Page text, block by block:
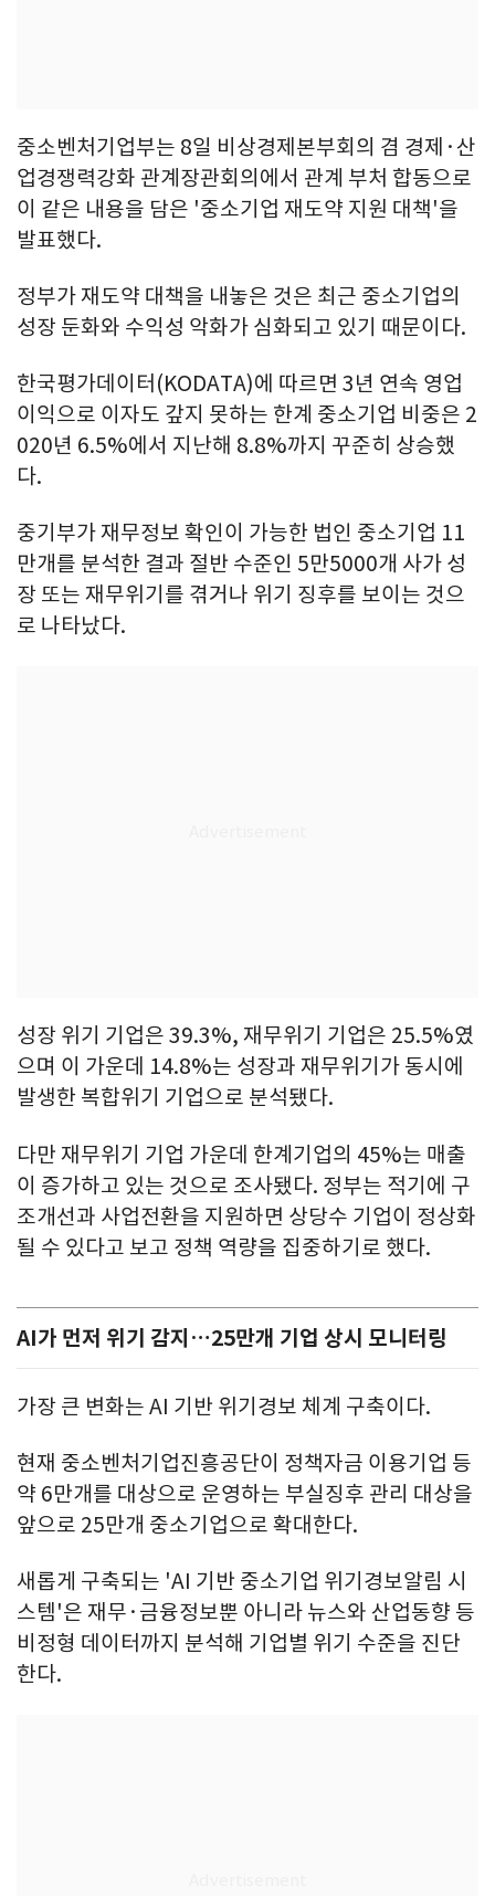
중소벤처기업부는 8일 비상경제본부회의 겸 경제·산
업경쟁력강화 관계장관회의에서 관계 부처 합동으로
이 같은 내용을 담은 '중소기업 재도약 지원 대책'을
발표했다.
정부가 재도약 대책을 내놓은 것은 최근 중소기업의
성장 둔화와 수익성 악화가 심화되고 있기 때문이다.
한국평가데이터(KODATA)에 따르면 3년 연속 영업
이익으로 이자도 갚지 못하는 한계 중소기업 비중은 2
020년 6.5%에서 지난해 8.8%까지 꾸준히 상승했
다.
중기부가 재무정보 확인이 가능한 법인 중소기업 11
만개를 분석한 결과 절반 수준인 5만5000개 사가 성
장 또는 재무위기를 겪거나 위기 징후를 보이는 것으
로 나타났다.
성장 위기 기업은 39.3%, 재무위기 기업은 25.5%였
으며 이 가운데 14.8%는 성장과 재무위기가 동시에
발생한 복합위기 기업으로 분석됐다.
다만 재무위기 기업 가운데 한계기업의 45%는 매출
이 증가하고 있는 것으로 조사됐다. 정부는 적기에 구
조개선과 사업전환을 지원하면 상당수 기업이 정상화
될 수 있다고 보고 정책 역량을 집중하기로 했다.
AI가 먼저 위기 감지…25만개 기업 상시 모니터링
가장 큰 변화는 AI 기반 위기경보 체계 구축이다.
현재 중소벤처기업진흥공단이 정책자금 이용기업 등
약 6만개를 대상으로 운영하는 부실징후 관리 대상을
앞으로 25만개 중소기업으로 확대한다.
새롭게 구축되는 'AI 기반 중소기업 위기경보알림 시
스템'은 재무·금융정보뿐 아니라 뉴스와 산업동향 등
비정형 데이터까지 분석해 기업별 위기 수준을 진단
한다.